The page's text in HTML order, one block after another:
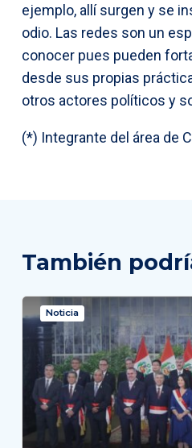
ejemplo, allí surgen y se
odio. Las redes son un
conocer pues pueden
desde sus propias
otros actores políticos y
(*) Integrante del área de
También
Noticia